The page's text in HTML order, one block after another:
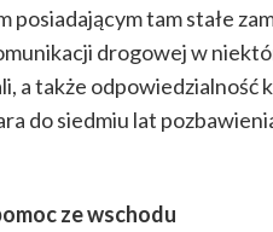
posiadającym tam stałe
drogowej w
a także
do siedmiu lat
ze wschodu